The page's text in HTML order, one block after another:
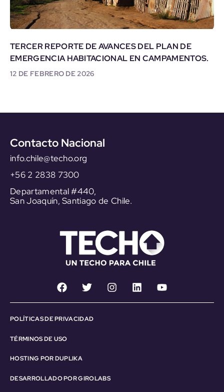
TERCER REPORTE DE AVANCES DEL PLAN DE
EMERGENCIA HABITACIONAL EN CAMPAMENTOS.
12 DE FEBRERO DE 2026
Contacto Nacional
info.chile@techo.org
+56 2 2838 7300
Departamental #440,
San Joaquín, Santiago de Chile.
POLÍTICAS DE PRIVACIDAD
TÉRMINOS DE USO
HOSTING POR DUPLIKA
DESARROLLADO POR GIROLABS